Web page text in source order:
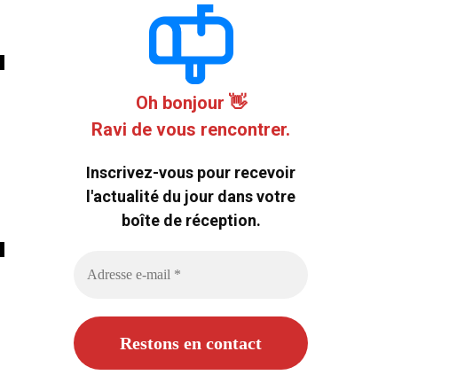
Oh bonjour 👋
Ravi de vous rencontrer.
Inscrivez-vous pour recevoir
l'actualité du jour dans votre
boîte de réception.